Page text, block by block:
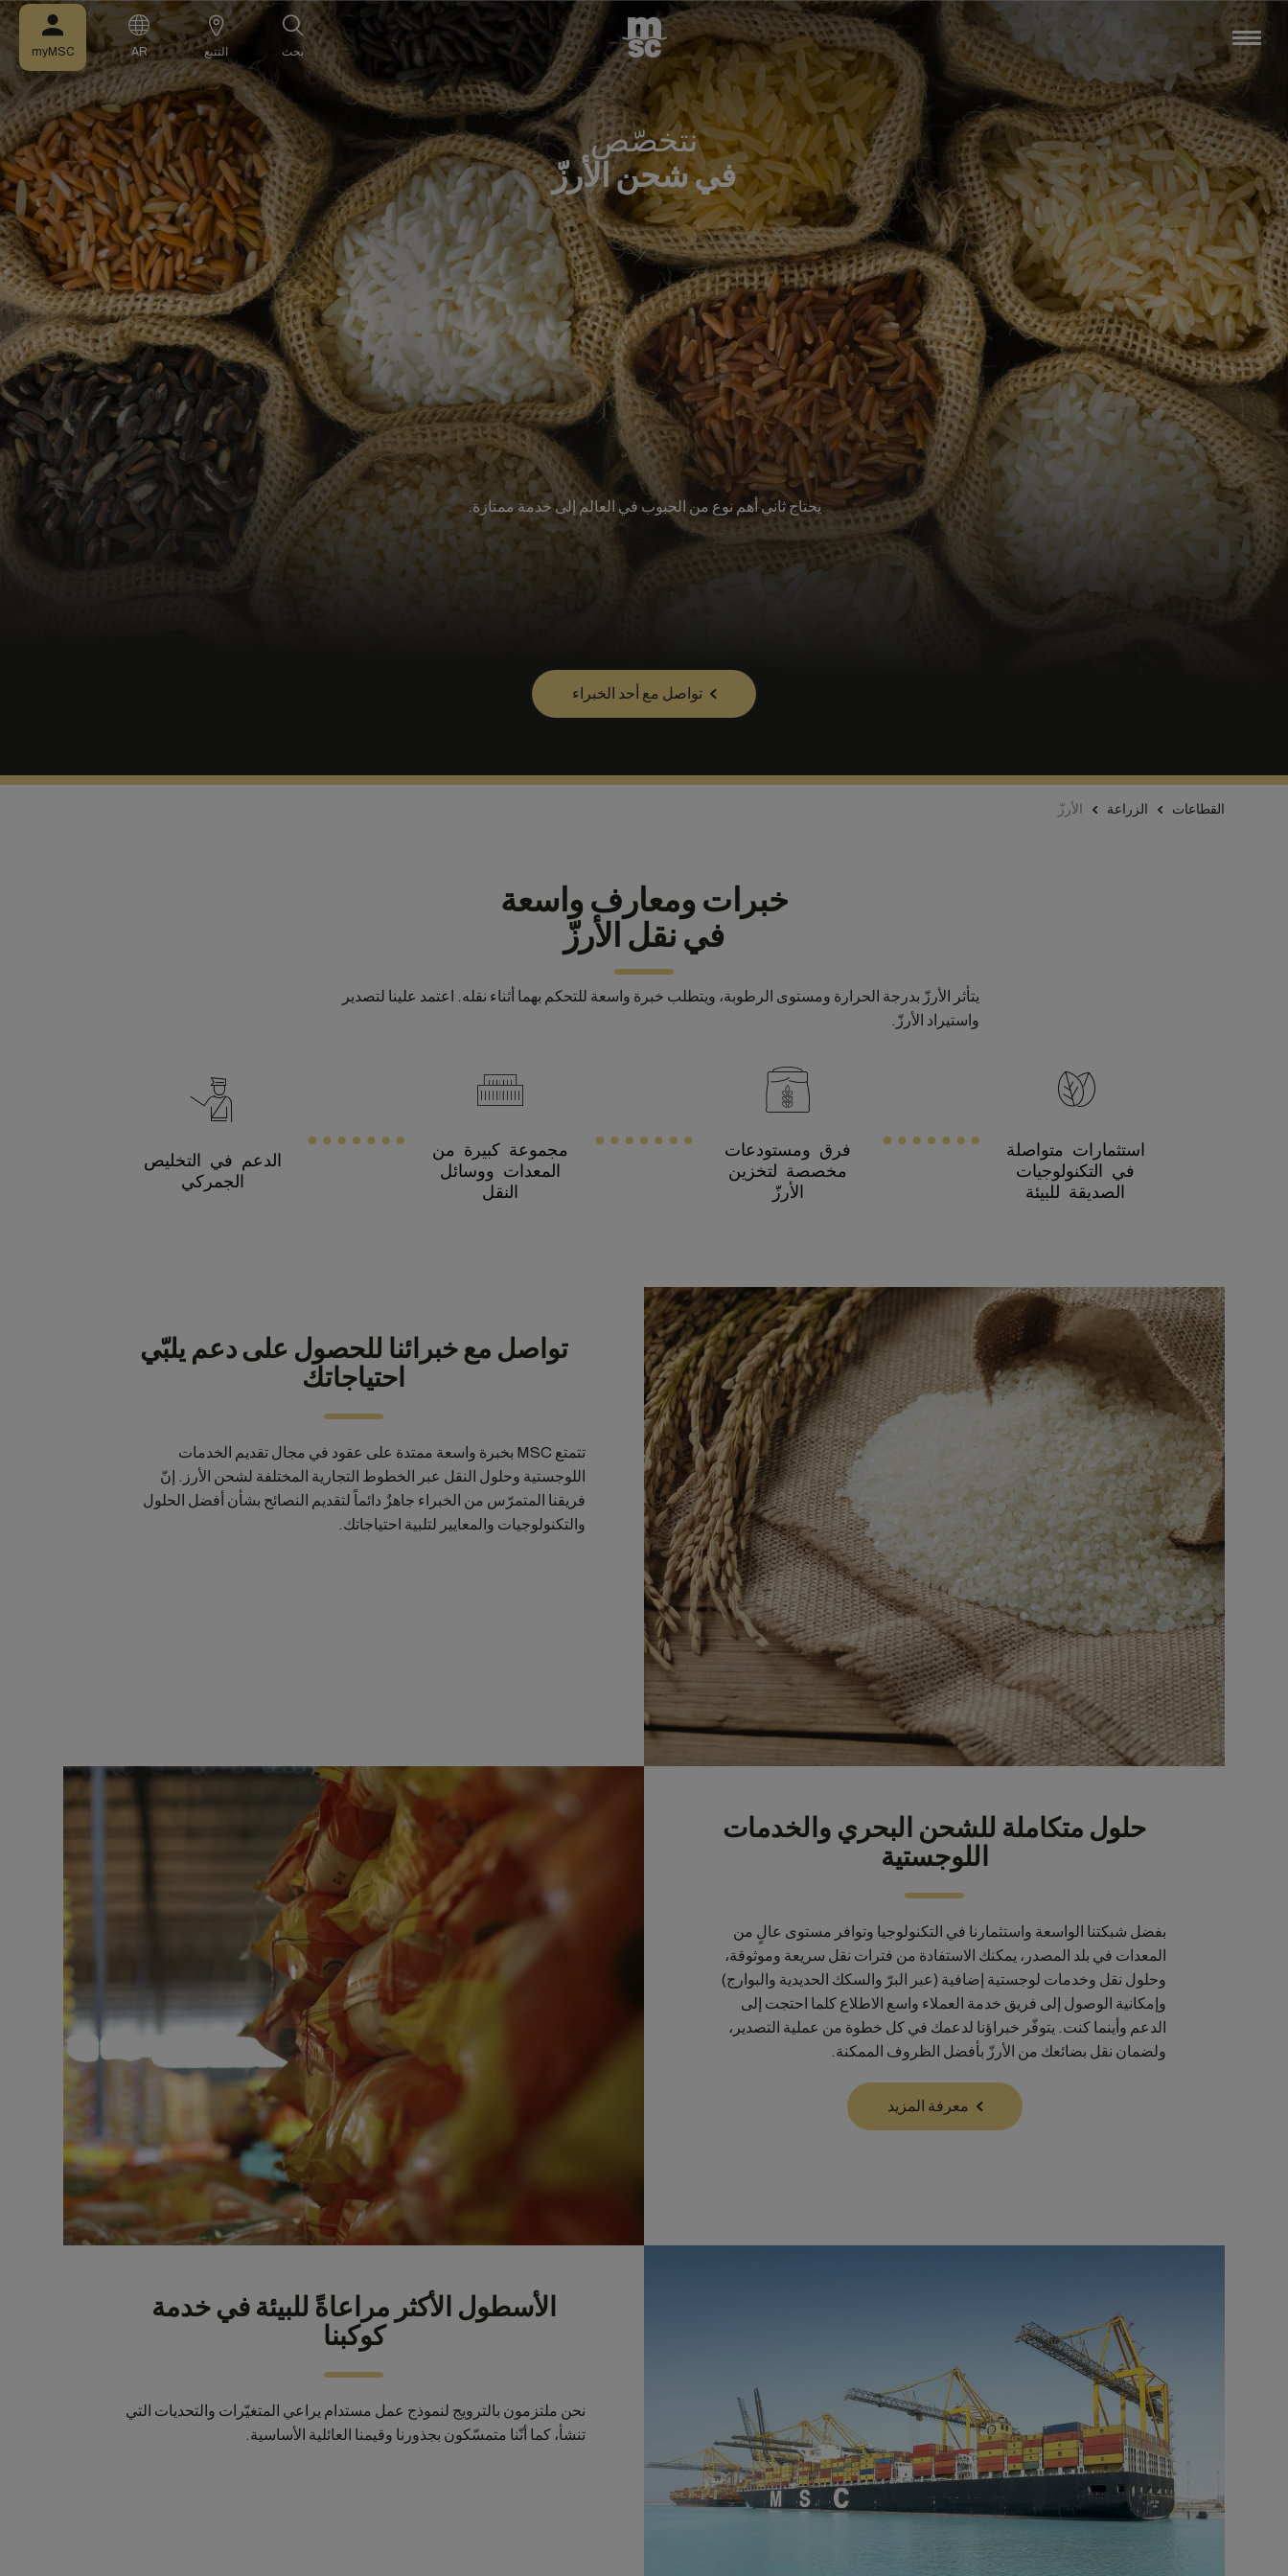
بحث التتبع AR
myMSC
نتخصّص
في شحن الأرزّ
يحتاج ثاني أهم نوع من الحبوب في العالم إلى خدمة ممتازة.
تواصل مع أحد الخبراء
القطاعات الزراعة الأرزّ
خبرات ومعارف واسعة
في نقل الأرزّ
يتأثر الأرزّ بدرجة الحرارة ومستوى الرطوبة، ويتطلب خبرة واسعة للتحكم بهما أثناء نقله. اعتمد علينا لتصدير
واستيراد الأرزّ.
استثمارات متواصلة
في التكنولوجيات
الصديقة للبيئة
فرق ومستودعات
مخصصة لتخزين
الأرزّ
مجموعة كبيرة من
المعدات ووسائل
النقل
الدعم في التخليص
الجمركي
تواصل مع خبرائنا للحصول على دعم يلبّي
احتياجاتك
تتمتع MSC بخبرة واسعة ممتدة على عقود في مجال تقديم الخدمات
اللوجستية وحلول النقل عبر الخطوط التجارية المختلفة لشحن الأرز. إنّ
فريقنا المتمرّس من الخبراء جاهزٌ دائماً لتقديم النصائح بشأن أفضل الحلول
والتكنولوجيات والمعايير لتلبية احتياجاتك.
حلول متكاملة للشحن البحري والخدمات
اللوجستية
بفضل شبكتنا الواسعة واستثمارنا في التكنولوجيا وتوافر مستوى عالٍ من
المعدات في بلد المصدر، يمكنك الاستفادة من فترات نقل سريعة وموثوقة،
وحلول نقل وخدمات لوجستية إضافية (عبر البرّ والسكك الحديدية والبوارج)
وإمكانية الوصول إلى فريق خدمة العملاء واسع الاطلاع كلما احتجت إلى
الدعم وأينما كنت. يتوفّر خبراؤنا لدعمك في كل خطوة من عملية التصدير،
ولضمان نقل بضائعك من الأرزّ بأفضل الظروف الممكنة.
معرفة المزيد
الأسطول الأكثر مراعاةً للبيئة في خدمة
كوكبنا
نحن ملتزمون بالترويج لنموذج عمل مستدام يراعي المتغيّرات والتحديات التي
تنشأ، كما أنّنا متمسّكون بجذورنا وقيمنا العائلية الأساسية.